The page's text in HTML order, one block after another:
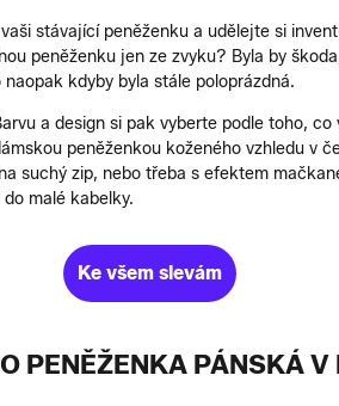
stávající peněženku a udělejte si
peněženku jen ze zvyku? Byla by
kdyby byla stále poloprázdná.
a design si pak vyberte podle toho,
peněženkou koženého vzhledu v
suchý zip, nebo třeba s efektem
malé kabelky.
Ke všem slevám
PENĚŽENKA PÁNSKÁ V